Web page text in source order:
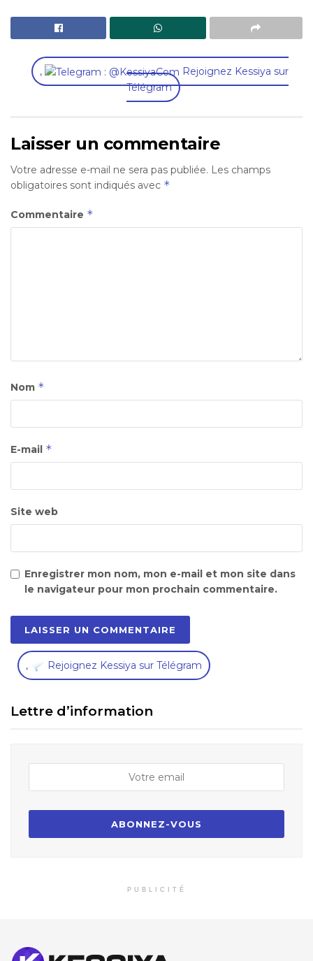
,
Rejoignez Kessiya sur
Télégram
Laisser un commentaire
Votre adresse e-mail ne sera pas publiée. Les champs
obligatoires sont indiqués avec *
Commentaire *
Nom *
E-mail *
Site web
Enregistrer mon nom, mon e-mail et mon site dans
le navigateur pour mon prochain commentaire.
, Rejoignez Kessiya sur Télégram
Lettre d’information
PUBLICITÉ